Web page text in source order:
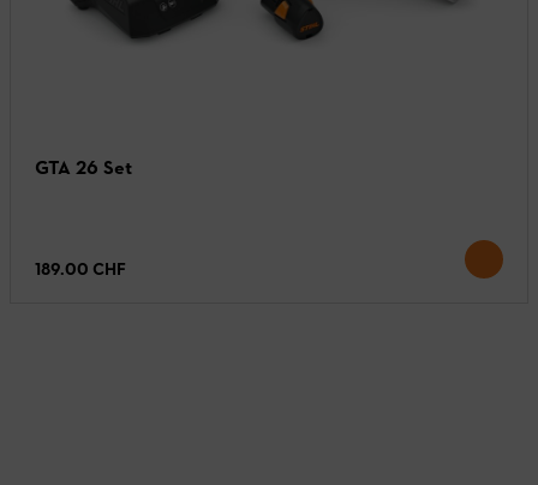
GTA 26 Set
189.00 CHF